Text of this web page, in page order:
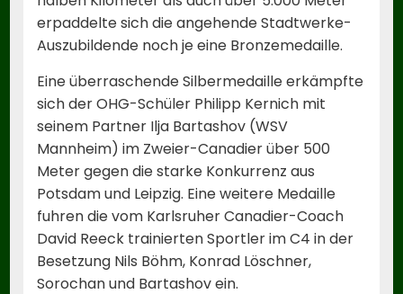
erpaddelte sich die angehende Stadtwerke-
Auszubildende noch je eine Bronzemedaille.
Eine überraschende Silbermedaille erkämpfte
sich der OHG-Schüler Philipp Kernich mit
seinem Partner Ilja Bartashov (WSV
Mannheim) im Zweier-Canadier über 500
Meter gegen die starke Konkurrenz aus
Potsdam und Leipzig. Eine weitere Medaille
fuhren die vom Karlsruher Canadier-Coach
David Reeck trainierten Sportler im C4 in der
Besetzung Nils Böhm, Konrad Löschner,
Sorochan und Bartashov ein.